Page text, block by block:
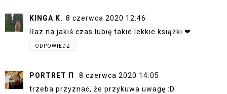
KINGA K. 8 czerwca 2020 12:46
Raz na jakiś czas lubię takie lekkie książki ❤
ODPOWIEDZ
PORTRET Π
8 czerwca 2020 14:05
trzeba przyznać, że przykuwa uwagę :D